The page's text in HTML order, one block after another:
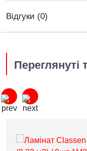
Відгуки (0)
Переглянуті